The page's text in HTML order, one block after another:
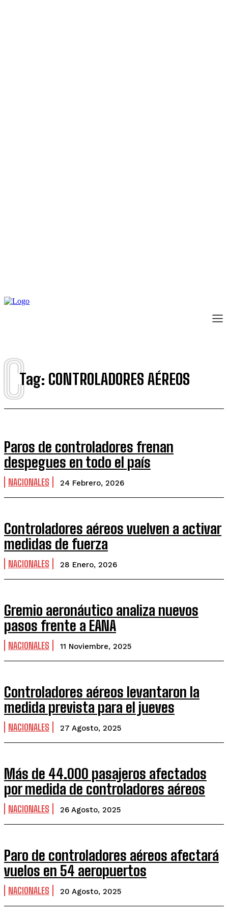
Tag: CONTROLADORES AÉREOS
C
Paros de controladores frenan
despegues en todo el país
NACIONALES 24 Febrero, 2026
Controladores aéreos vuelven a activar
medidas de fuerza
NACIONALES 28 Enero, 2026
Gremio aeronáutico analiza nuevos
pasos frente a EANA
NACIONALES 11 Noviembre, 2025
Controladores aéreos levantaron la
medida prevista para el jueves
NACIONALES 27 Agosto, 2025
Más de 44.000 pasajeros afectados
por medida de controladores aéreos
NACIONALES 26 Agosto, 2025
Paro de controladores aéreos afectará
vuelos en 54 aeropuertos
NACIONALES 20 Agosto, 2025